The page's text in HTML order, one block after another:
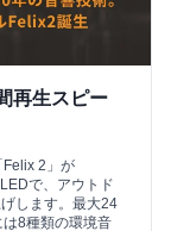
再生スピー
Felix 2」が
で、アウトド
します。最大24
8種類の環境音